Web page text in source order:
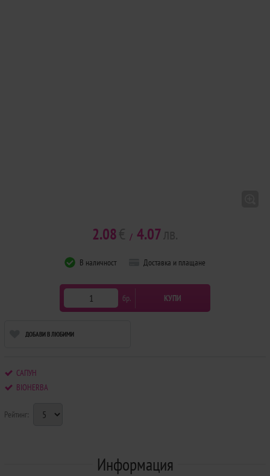
2.08 / 4.07
В наличност Доставка и плащане
бр. КУПИ
ДОБАВИ В ЛЮБИМИ
САПУН
BIOHERBA
Рейтинг:
Информация